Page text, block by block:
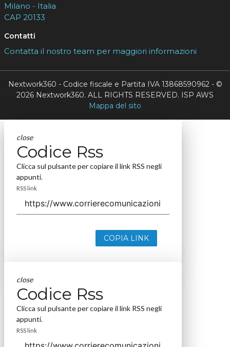
Milano - Italia
CAP 20133
Contatti
Contatta il nostro team per maggiori informazioni
Nextwork360 - Codice fiscale e Partita IVA 13868590962 - ©
2026 Nextwork360. ALL RIGHTS RESERVED. ISP AWS
Mappa del sito
close
Codice Rss
Clicca sul pulsante per copiare il link RSS negli
appunti.
RSS link
COPIA LINK
close
Codice Rss
Clicca sul pulsante per copiare il link RSS negli
appunti.
RSS link